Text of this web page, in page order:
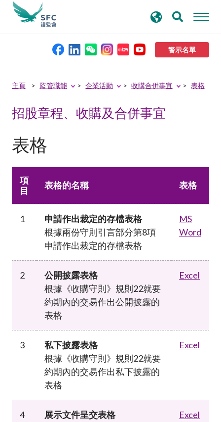
警示名單
本會簡介
監管職能
規則及標準
資料庫
加入本會
尋
主頁 監管職能 企業活動 收購合併事宜 表格
招股章程、收購及合併事宜
表格
項
目
表格的名稱 表格
1
申請作出裁定的存檔表格
根據兩份守則引言部分第8項
申請作出裁定的存檔表格
MS
Word
2
公開披露表格
根據《收購守則》規則22就要
約期內的交易作出公開披露的
表格
Excel
3
私下披露表格
根據《收購守則》規則22就要
約期內的交易作出私下披露的
表格
Excel
4
展示文件呈交表格
Excel